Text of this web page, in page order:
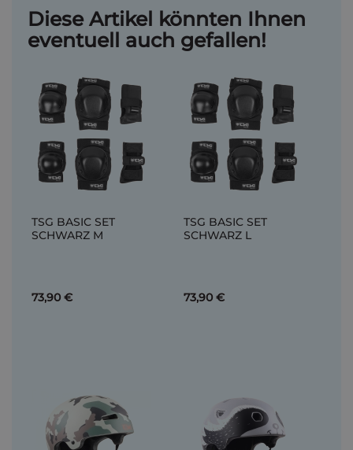
Diese Artikel könnten Ihnen
eventuell auch gefallen!
TSG BASIC SET
SCHWARZ M
73,90 €
TSG BASIC SET
SCHWARZ L
73,90 €